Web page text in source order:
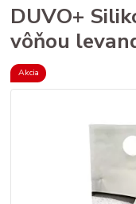
DUVO+
vôňou
Akcia